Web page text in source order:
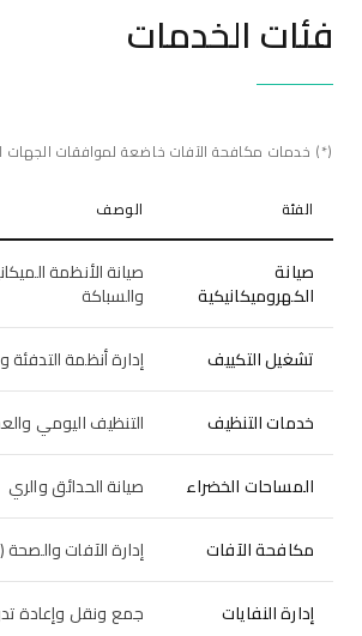
فئات الخدمات
(*) خدمات مكافحة الآفات خاضعة لموافقات الجهات
الفئة الوصف
صيانة
الكهروميكانيكية
صيانة الأنظمة
والسباكة
تشغيل التكييف إدارة أنظمة التدفئة
خدمات التنظيف التنظيف اليومي
المساحات الخضراء صيانة الحدائق والري
مكافحة الآفات إدارة الآفات والصحة
إدارة النفايات جمع ونقل وإعادة